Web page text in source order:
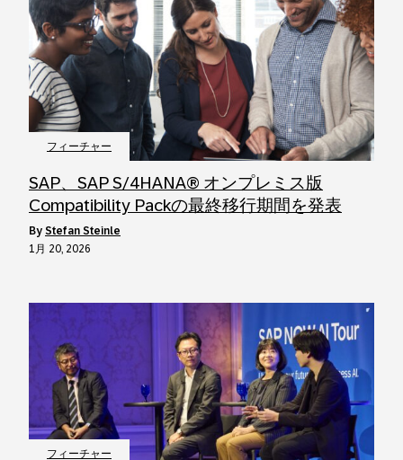
フィーチャー
SAP、SAP S/4HANA® オンプレミス版
Compatibility Packの最終移行期間を発表
by Stefan Steinle
1月 20, 2026
フィーチャー